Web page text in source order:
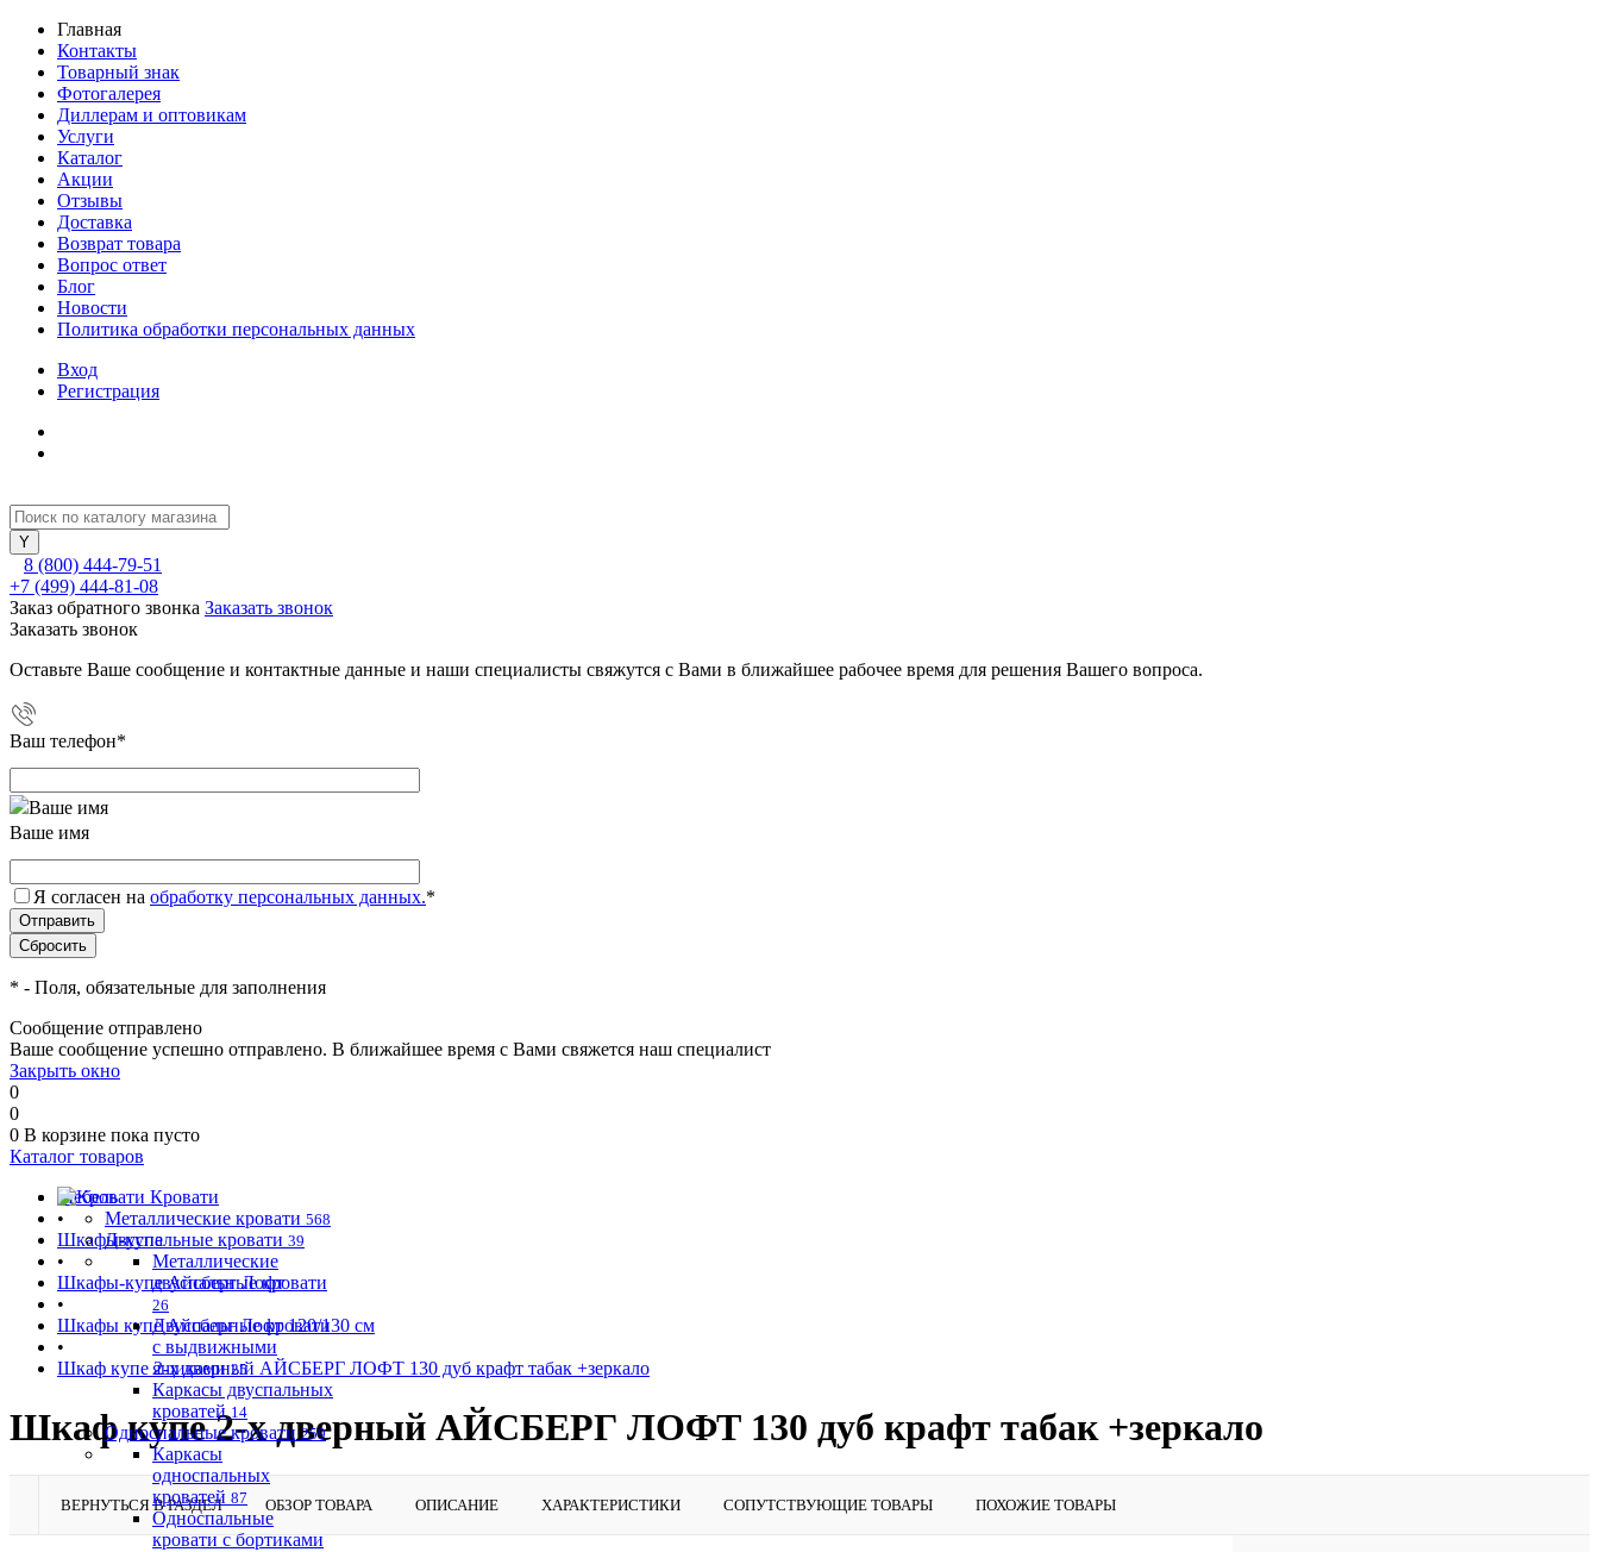
Главная
Контакты
Товарный знак
Фотогалерея
Диллерам и оптовикам
Услуги
Каталог
Акции
Отзывы
Доставка
Возврат товара
Вопрос ответ
Блог
Новости
Политика обработки персональных данных
Вход
Регистрация
8 (800) 444-79-51
+7 (499) 444-81-08
Заказ обратного звонка Заказать звонок
Заказать звонок
Оставьте Ваше сообщение и контактные данные и наши специалисты свяжутся с Вами в ближайшее рабочее время для решения Вашего вопроса.
Ваш телефон*
Ваше имя
Я согласен на обработку персональных данных.*
* - Поля, обязательные для заполнения
Сообщение отправлено
Ваше сообщение успешно отправлено. В ближайшее время с Вами свяжется наш специалист
Закрыть окно
0
0
0 В корзине пока пусто
Каталог товаров
Кровати
Металлические кровати 568
Двуспальные кровати 39
Металлические
двуспальные кровати
26
Двуспальные кровати
с выдвижными
ящиками25
Каркасы двуспальных
кроватей14
Односпальные кровати 259
Каркасы
односпальных
кроватей 87
Односпальные
кровати с бортиками
Мебель
•
Шкафы-купе
•
Шкафы-купе Айсберг Лофт
•
Шкафы купе Айсберг Лофт 120/130 см
•
Шкаф купе 2-х дверный АЙСБЕРГ ЛОФТ 130 дуб крафт табак +зеркало
Шкаф купе 2-х дверный АЙСБЕРГ ЛОФТ 130 дуб крафт табак +зеркало
ВЕРНУТЬСЯ В РАЗДЕЛ ОБЗОР ТОВАРА ОПИСАНИЕ ХАРАКТЕРИСТИКИ СОПУТСТВУЮЩИЕ ТОВАРЫ ПОХОЖИЕ ТОВАРЫ